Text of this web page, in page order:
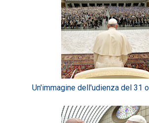
Un'immagine dell'udienza del 31